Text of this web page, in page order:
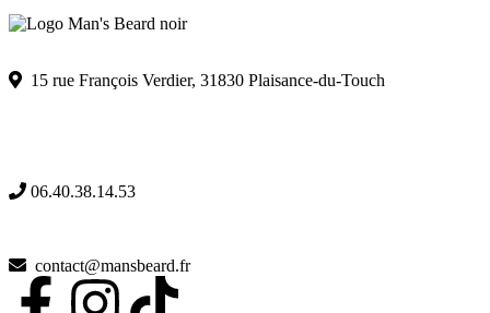
15 rue François Verdier, 31830 Plaisance-du-Touch
06.40.38.14.53
contact@mansbeard.fr